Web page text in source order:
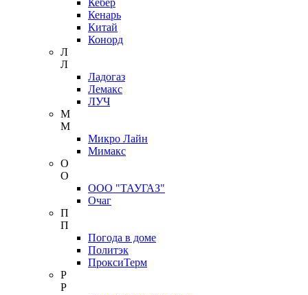
Кебер
Кенарь
Китай
Конорд
Л
Л
Ладогаз
Лемакс
ЛУЧ
М
М
Микро Лайн
Мимакс
О
О
ООО "ТАУГАЗ"
Очаг
П
П
Погода в доме
Политэк
ПроксиТерм
Р
Р